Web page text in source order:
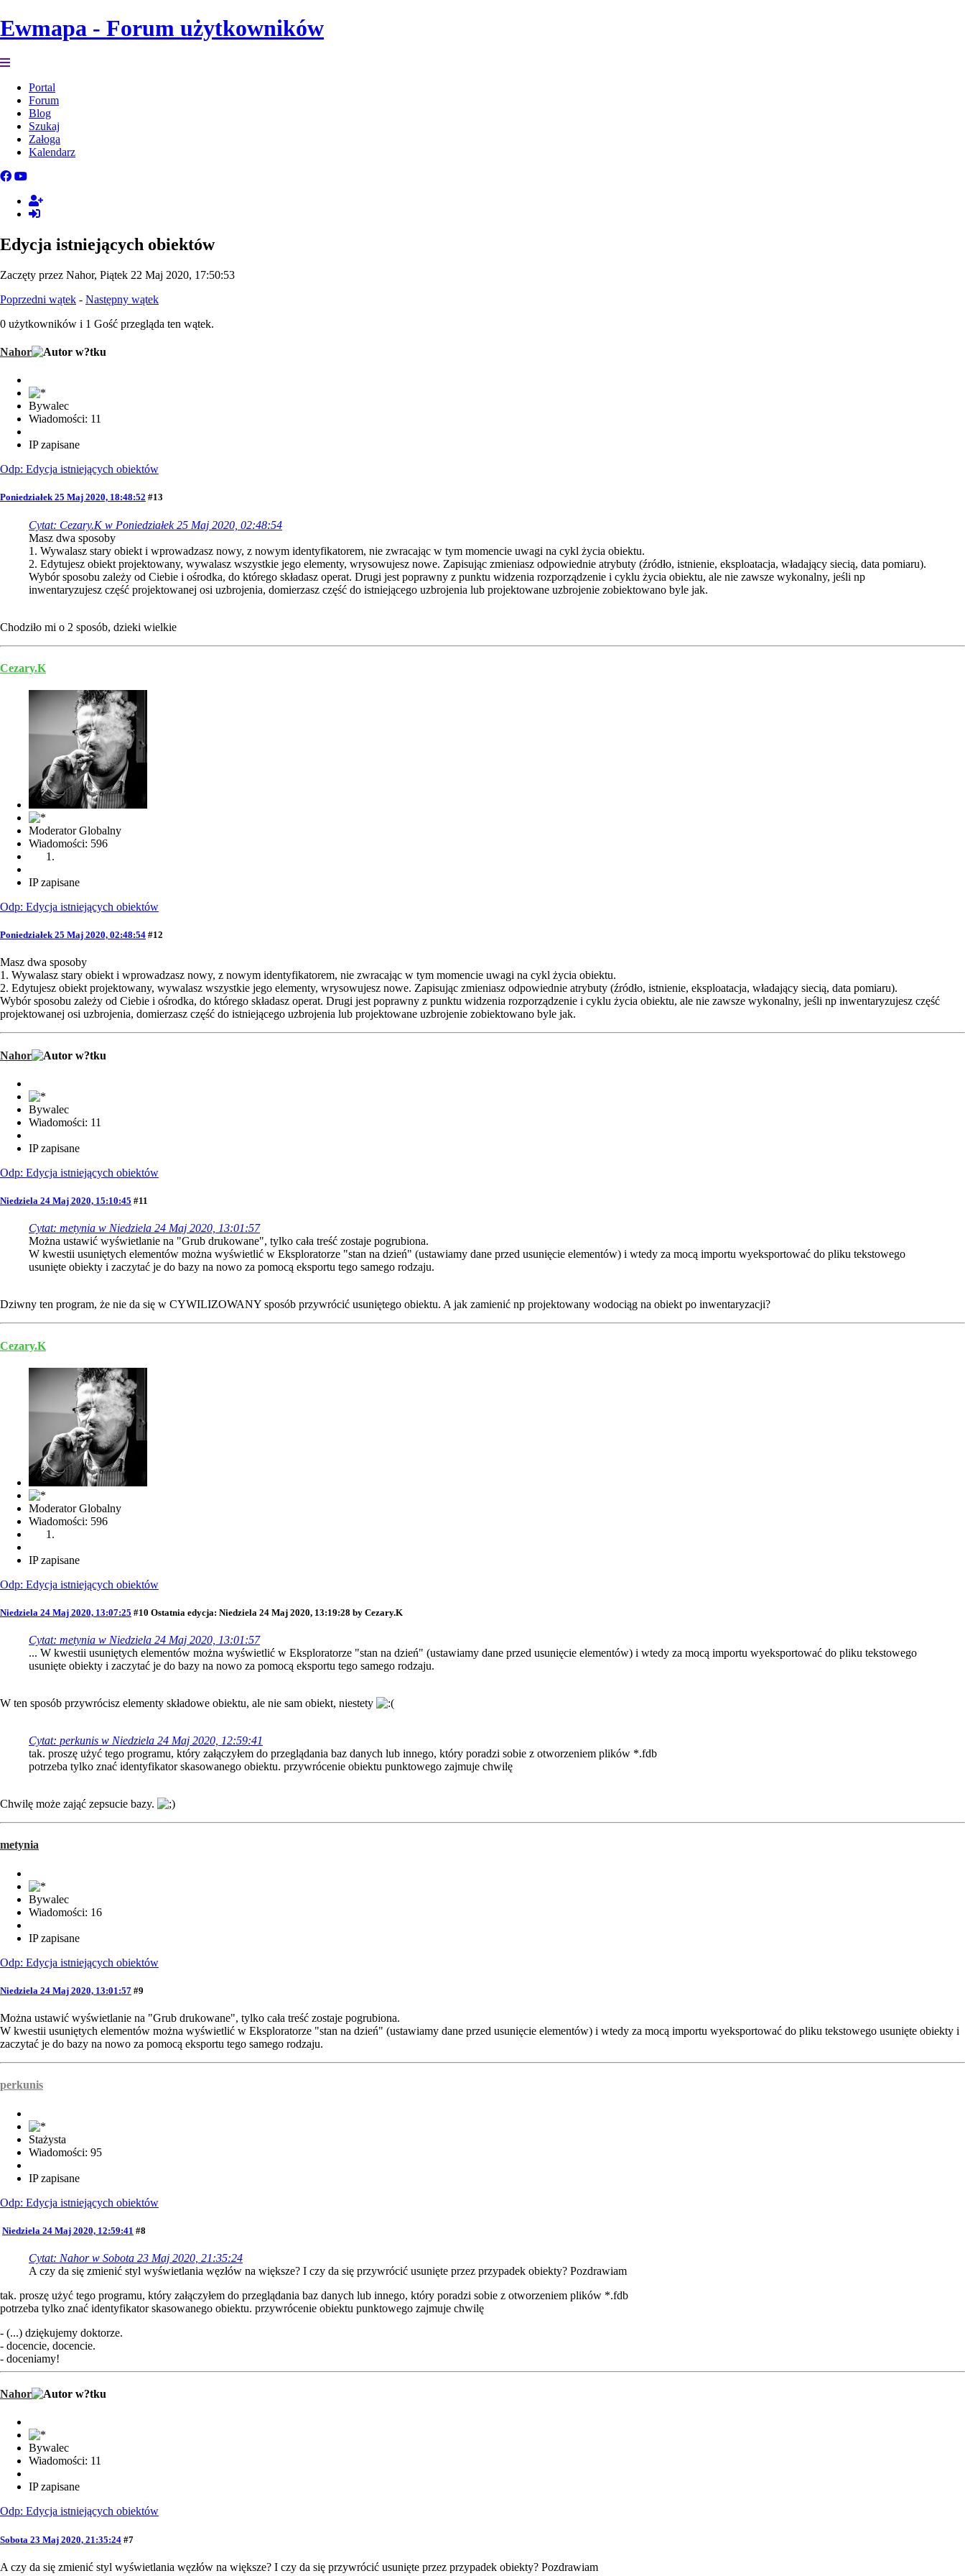
Ewmapa - Forum użytkowników
Portal
Forum
Blog
Szukaj
Załoga
Kalendarz
Edycja istniejących obiektów
Zaczęty przez Nahor, Piątek 22 Maj 2020, 17:50:53
Poprzedni wątek - Następny wątek
0 użytkowników i 1 Gość przegląda ten wątek.
Nahor
Bywalec
Wiadomości: 11
IP zapisane
Odp: Edycja istniejących obiektów
Poniedziałek 25 Maj 2020, 18:48:52 #13
Cytat: Cezary.K w Poniedziałek 25 Maj 2020, 02:48:54
Masz dwa sposoby
1. Wywalasz stary obiekt i wprowadzasz nowy, z nowym identyfikatorem, nie zwracając w tym momencie uwagi na cykl życia obiektu.
2. Edytujesz obiekt projektowany, wywalasz wszystkie jego elementy, wrysowujesz nowe. Zapisując zmieniasz odpowiednie atrybuty (źródło, istnienie, eksploatacja, władający siecią, data pomiaru).
Wybór sposobu zależy od Ciebie i ośrodka, do którego składasz operat. Drugi jest poprawny z punktu widzenia rozporządzenie i cyklu życia obiektu, ale nie zawsze wykonalny, jeśli np
inwentaryzujesz część projektowanej osi uzbrojenia, domierzasz część do istniejącego uzbrojenia lub projektowane uzbrojenie zobiektowano byle jak.
Chodziło mi o 2 sposób, dzieki wielkie
Cezary.K
Moderator Globalny
Wiadomości: 596
IP zapisane
Odp: Edycja istniejących obiektów
Poniedziałek 25 Maj 2020, 02:48:54 #12
Masz dwa sposoby
1. Wywalasz stary obiekt i wprowadzasz nowy, z nowym identyfikatorem, nie zwracając w tym momencie uwagi na cykl życia obiektu.
2. Edytujesz obiekt projektowany, wywalasz wszystkie jego elementy, wrysowujesz nowe. Zapisując zmieniasz odpowiednie atrybuty (źródło, istnienie, eksploatacja, władający siecią, data pomiaru).
Wybór sposobu zależy od Ciebie i ośrodka, do którego składasz operat. Drugi jest poprawny z punktu widzenia rozporządzenie i cyklu życia obiektu, ale nie zawsze wykonalny, jeśli np inwentaryzujesz część
projektowanej osi uzbrojenia, domierzasz część do istniejącego uzbrojenia lub projektowane uzbrojenie zobiektowano byle jak.
Nahor
Bywalec
Wiadomości: 11
IP zapisane
Odp: Edycja istniejących obiektów
Niedziela 24 Maj 2020, 15:10:45 #11
Cytat: metynia w Niedziela 24 Maj 2020, 13:01:57
Można ustawić wyświetlanie na "Grub drukowane", tylko cała treść zostaje pogrubiona.
W kwestii usuniętych elementów można wyświetlić w Eksploratorze "stan na dzień" (ustawiamy dane przed usunięcie elementów) i wtedy za mocą importu wyeksportować do pliku tekstowego
usunięte obiekty i zaczytać je do bazy na nowo za pomocą eksportu tego samego rodzaju.
Dziwny ten program, że nie da się w CYWILIZOWANY sposób przywrócić usuniętego obiektu. A jak zamienić np projektowany wodociąg na obiekt po inwentaryzacji?
Cezary.K
Moderator Globalny
Wiadomości: 596
IP zapisane
Odp: Edycja istniejących obiektów
Niedziela 24 Maj 2020, 13:07:25 #10 Ostatnia edycja: Niedziela 24 Maj 2020, 13:19:28 by Cezary.K
Cytat: metynia w Niedziela 24 Maj 2020, 13:01:57
... W kwestii usuniętych elementów można wyświetlić w Eksploratorze "stan na dzień" (ustawiamy dane przed usunięcie elementów) i wtedy za mocą importu wyeksportować do pliku tekstowego
usunięte obiekty i zaczytać je do bazy na nowo za pomocą eksportu tego samego rodzaju.
W ten sposób przywrócisz elementy składowe obiektu, ale nie sam obiekt, niestety
Cytat: perkunis w Niedziela 24 Maj 2020, 12:59:41
tak. proszę użyć tego programu, który załączyłem do przeglądania baz danych lub innego, który poradzi sobie z otworzeniem plików *.fdb
potrzeba tylko znać identyfikator skasowanego obiektu. przywrócenie obiektu punktowego zajmuje chwilę
Chwilę może zająć zepsucie bazy.
metynia
Bywalec
Wiadomości: 16
IP zapisane
Odp: Edycja istniejących obiektów
Niedziela 24 Maj 2020, 13:01:57 #9
Można ustawić wyświetlanie na "Grub drukowane", tylko cała treść zostaje pogrubiona.
W kwestii usuniętych elementów można wyświetlić w Eksploratorze "stan na dzień" (ustawiamy dane przed usunięcie elementów) i wtedy za mocą importu wyeksportować do pliku tekstowego usunięte obiekty i
zaczytać je do bazy na nowo za pomocą eksportu tego samego rodzaju.
perkunis
Stażysta
Wiadomości: 95
IP zapisane
Odp: Edycja istniejących obiektów
Niedziela 24 Maj 2020, 12:59:41 #8
Cytat: Nahor w Sobota 23 Maj 2020, 21:35:24
A czy da się zmienić styl wyświetlania węzłów na większe? I czy da się przywrócić usunięte przez przypadek obiekty? Pozdrawiam
tak. proszę użyć tego programu, który załączyłem do przeglądania baz danych lub innego, który poradzi sobie z otworzeniem plików *.fdb
potrzeba tylko znać identyfikator skasowanego obiektu. przywrócenie obiektu punktowego zajmuje chwilę
- (...) dziękujemy doktorze.
- docencie, docencie.
- doceniamy!
Nahor
Bywalec
Wiadomości: 11
IP zapisane
Odp: Edycja istniejących obiektów
Sobota 23 Maj 2020, 21:35:24 #7
A czy da się zmienić styl wyświetlania węzłów na większe? I czy da się przywrócić usunięte przez przypadek obiekty? Pozdrawiam